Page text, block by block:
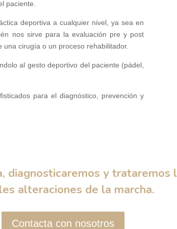
paciente.
deportiva a cualquier nivel, ya sea en
nos sirve para la evaluación pre y post
cirugía o un proceso rehabilitador.
al gesto deportivo del paciente (pádel,
para el diagnóstico, prevención y
diagnosticaremos y trataremos
alteraciones de la marcha.
Contacta con nosotros